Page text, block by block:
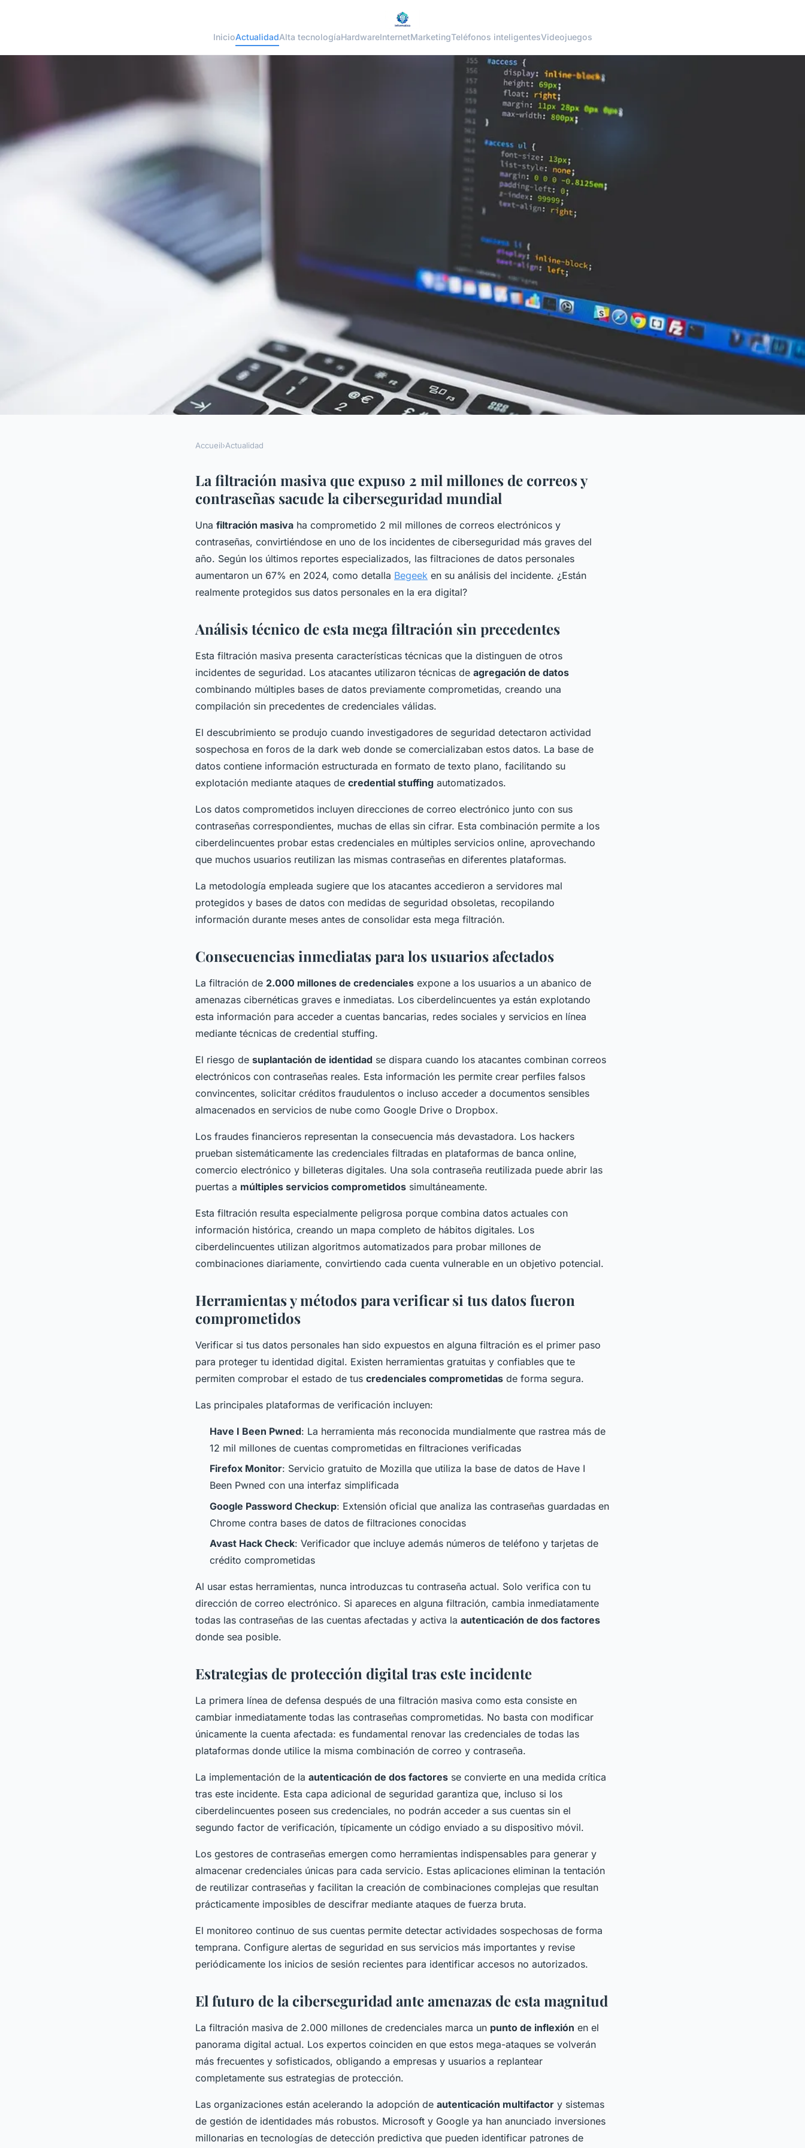
InicioActualidadAlta tecnologíaHardwareInternetMarketingTeléfonos inteligentesVideojuegos
Alerta: fuga masiva de 2 mil millones
de correos y contraseñas
Accueil›Actualidad
La filtración masiva que expuso 2 mil millones de correos y
contraseñas sacude la ciberseguridad mundial
Una filtración masiva ha comprometido 2 mil millones de correos electrónicos y
contraseñas, convirtiéndose en uno de los incidentes de ciberseguridad más graves del
año. Según los últimos reportes especializados, las filtraciones de datos personales
aumentaron un 67% en 2024, como detalla Begeek en su análisis del incidente. ¿Están
realmente protegidos sus datos personales en la era digital?
Análisis técnico de esta mega filtración sin precedentes
Esta filtración masiva presenta características técnicas que la distinguen de otros
incidentes de seguridad. Los atacantes utilizaron técnicas de agregación de datos
combinando múltiples bases de datos previamente comprometidas, creando una
compilación sin precedentes de credenciales válidas.
El descubrimiento se produjo cuando investigadores de seguridad detectaron actividad
sospechosa en foros de la dark web donde se comercializaban estos datos. La base de
datos contiene información estructurada en formato de texto plano, facilitando su
explotación mediante ataques de credential stuffing automatizados.
Los datos comprometidos incluyen direcciones de correo electrónico junto con sus
contraseñas correspondientes, muchas de ellas sin cifrar. Esta combinación permite a los
ciberdelincuentes probar estas credenciales en múltiples servicios online, aprovechando
que muchos usuarios reutilizan las mismas contraseñas en diferentes plataformas.
La metodología empleada sugiere que los atacantes accedieron a servidores mal
protegidos y bases de datos con medidas de seguridad obsoletas, recopilando
información durante meses antes de consolidar esta mega filtración.
Consecuencias inmediatas para los usuarios afectados
La filtración de 2.000 millones de credenciales expone a los usuarios a un abanico de
amenazas cibernéticas graves e inmediatas. Los ciberdelincuentes ya están explotando
esta información para acceder a cuentas bancarias, redes sociales y servicios en línea
mediante técnicas de credential stuffing.
El riesgo de suplantación de identidad se dispara cuando los atacantes combinan correos
electrónicos con contraseñas reales. Esta información les permite crear perfiles falsos
convincentes, solicitar créditos fraudulentos o incluso acceder a documentos sensibles
almacenados en servicios de nube como Google Drive o Dropbox.
Los fraudes financieros representan la consecuencia más devastadora. Los hackers
prueban sistemáticamente las credenciales filtradas en plataformas de banca online,
comercio electrónico y billeteras digitales. Una sola contraseña reutilizada puede abrir las
puertas a múltiples servicios comprometidos simultáneamente.
Esta filtración resulta especialmente peligrosa porque combina datos actuales con
información histórica, creando un mapa completo de hábitos digitales. Los
ciberdelincuentes utilizan algoritmos automatizados para probar millones de
combinaciones diariamente, convirtiendo cada cuenta vulnerable en un objetivo potencial.
Herramientas y métodos para verificar si tus datos fueron
comprometidos
Verificar si tus datos personales han sido expuestos en alguna filtración es el primer paso
para proteger tu identidad digital. Existen herramientas gratuitas y confiables que te
permiten comprobar el estado de tus credenciales comprometidas de forma segura.
Las principales plataformas de verificación incluyen:
Have I Been Pwned: La herramienta más reconocida mundialmente que rastrea más de
12 mil millones de cuentas comprometidas en filtraciones verificadas
Firefox Monitor: Servicio gratuito de Mozilla que utiliza la base de datos de Have I
Been Pwned con una interfaz simplificada
Google Password Checkup: Extensión oficial que analiza las contraseñas guardadas en
Chrome contra bases de datos de filtraciones conocidas
Avast Hack Check: Verificador que incluye además números de teléfono y tarjetas de
crédito comprometidas
Al usar estas herramientas, nunca introduzcas tu contraseña actual. Solo verifica con tu
dirección de correo electrónico. Si apareces en alguna filtración, cambia inmediatamente
todas las contraseñas de las cuentas afectadas y activa la autenticación de dos factores
donde sea posible.
Estrategias de protección digital tras este incidente
La primera línea de defensa después de una filtración masiva como esta consiste en
cambiar inmediatamente todas las contraseñas comprometidas. No basta con modificar
únicamente la cuenta afectada: es fundamental renovar las credenciales de todas las
plataformas donde utilice la misma combinación de correo y contraseña.
La implementación de la autenticación de dos factores se convierte en una medida crítica
tras este incidente. Esta capa adicional de seguridad garantiza que, incluso si los
ciberdelincuentes poseen sus credenciales, no podrán acceder a sus cuentas sin el
segundo factor de verificación, típicamente un código enviado a su dispositivo móvil.
Los gestores de contraseñas emergen como herramientas indispensables para generar y
almacenar credenciales únicas para cada servicio. Estas aplicaciones eliminan la tentación
de reutilizar contraseñas y facilitan la creación de combinaciones complejas que resultan
prácticamente imposibles de descifrar mediante ataques de fuerza bruta.
El monitoreo continuo de sus cuentas permite detectar actividades sospechosas de forma
temprana. Configure alertas de seguridad en sus servicios más importantes y revise
periódicamente los inicios de sesión recientes para identificar accesos no autorizados.
El futuro de la ciberseguridad ante amenazas de esta magnitud
La filtración masiva de 2.000 millones de credenciales marca un punto de inflexión en el
panorama digital actual. Los expertos coinciden en que estos mega-ataques se volverán
más frecuentes y sofisticados, obligando a empresas y usuarios a replantear
completamente sus estrategias de protección.
Las organizaciones están acelerando la adopción de autenticación multifactor y sistemas
de gestión de identidades más robustos. Microsoft y Google ya han anunciado inversiones
millonarias en tecnologías de detección predictiva que pueden identificar patrones de